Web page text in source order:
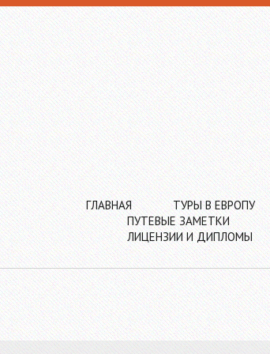
ГЛАВНАЯ ТУРЫ В ЕВРОПУ
ПУТЕВЫЕ ЗАМЕТКИ
ЛИЦЕНЗИИ И ДИПЛОМЫ